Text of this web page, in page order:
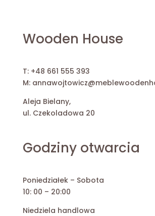
Wooden House
T: +48 661 555 393
M:
Aleja Bielany,
ul. Czekoladowa 20
Godziny otwarcia
Poniedziałek – Sobota
10: 00 – 20:00
Niedziela handlowa